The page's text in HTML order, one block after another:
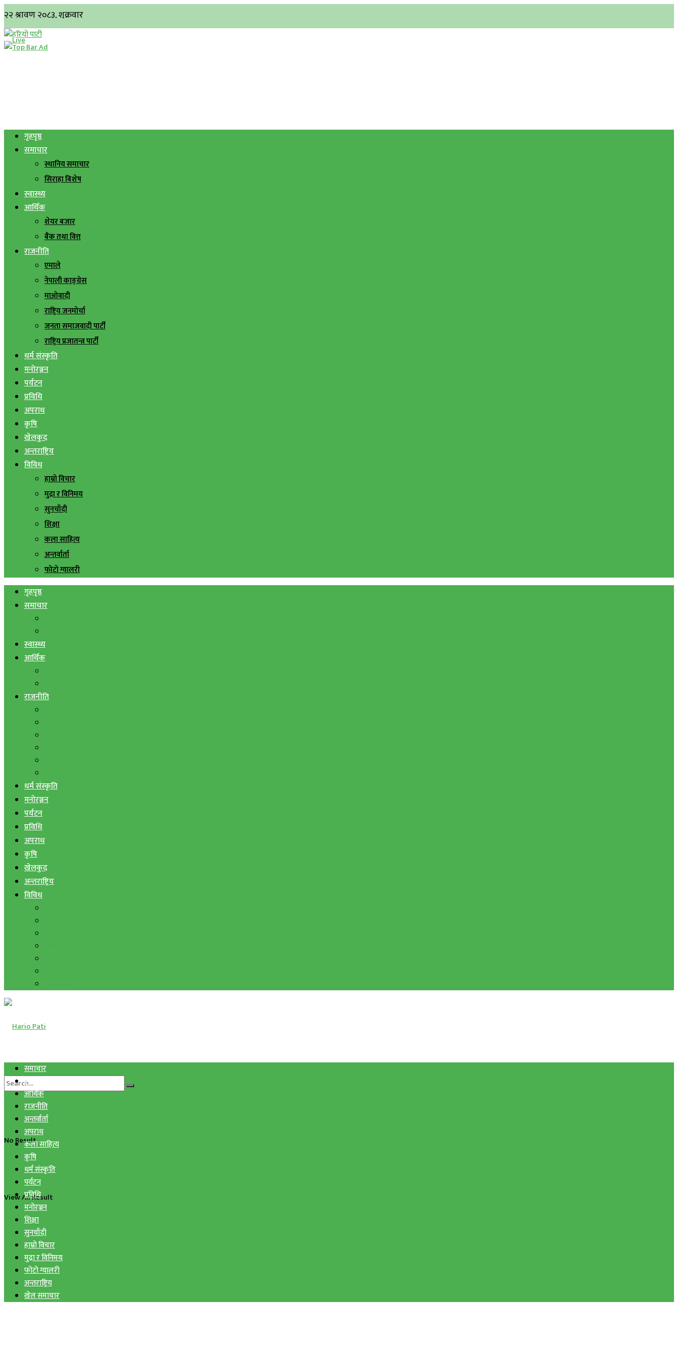
गृहपृष्ठ
समाचार
स्थानिय समाचार
सिराहा बिशेष
स्वास्थ्य
आर्थिक
शेयर बजार
बैंक तथा वित्त
राजनीति
एमाले
नेपाली काङ्ग्रेस
माओवादी
राष्ट्रिय जनमोर्चा
जनता समाजवादी पार्टी
राष्ट्रिय प्रजातन्त्र पार्टी
धर्म संस्कृति
मनोरञ्जन
पर्यटन
प्रविधि
अपराध
कृषि
खेलकुद
अन्तराष्ट्रिय
विविध
हाम्रो विचार
मुद्रा र विनिमय
सुनचाँदी
शिक्षा
कला साहित्य
अन्तर्वार्ता
फोटो ग्यालरी
गृहपृष्ठ
समाचार
स्वास्थ्य
आर्थिक
राजनीति
धर्म संस्कृति
मनोरञ्जन
पर्यटन
प्रविधि
अपराध
कृषि
खेलकुद
अन्तराष्ट्रिय
विविध
No Result
View All Result
समाचार
स्वास्थ्य
आर्थिक
राजनीति
अन्तर्वार्ता
अपराध
कला साहित्य
कृषि
धर्म संस्कृति
पर्यटन
प्रविधि
मनोरञ्जन
शिक्षा
सुनचाँदी
हाम्रो विचार
मुद्रा र विनिमय
फोटो ग्यालरी
अन्तराष्ट्रिय
खेल समाचार